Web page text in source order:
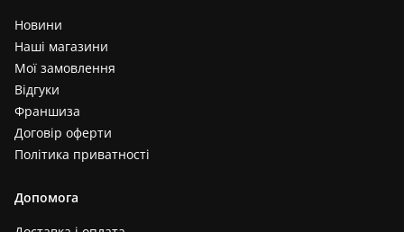
Новини
Наші магазини
Мої замовлення
Відгуки
Франшиза
Договір оферти
Політика приватності
Допомога